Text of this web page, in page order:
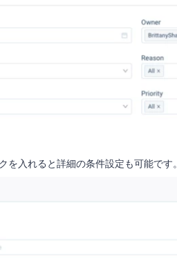
入れると詳細の条件設定も可能です。